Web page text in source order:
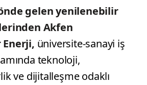
gelen yenilenebilir
Akfen
üniversite-sanayi iş
teknoloji,
ve dijitalleşme odaklı